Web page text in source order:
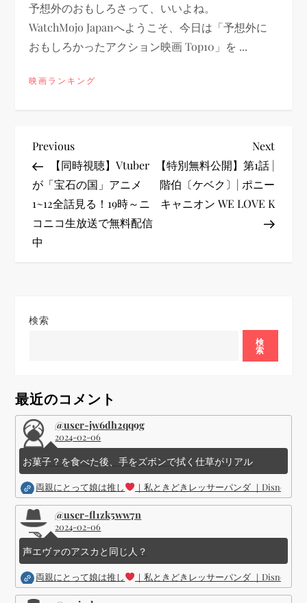
予想外のおもしろさって、いいよね。
WatchMojo Japanへようこそ、今日は「予想外に
おもしろかったアクション映画 Top10」を ...
映画ランキング
投
稿
ナ
ビ
ー
ン
Previous
Post
Previous
【同時視聴】Vtuber
が「宝石の国」アニメ
1~12全話見る！19時～ニ
コニコ生放送で無料配信
中
Next
Post
Next
【特別無料公開】第1話 |
階伯〔ケベク〕| ポニー
キャニオン WE LOVE K
検索
検
索
最近のコメント
@user-jw6dh2qq9g
2024-02-06
お菓子？を食べた後、手をズボンで拭く仕草がリアル
両親にとって娘は推し ｜私ときどきレッサーパンダ ｜Disney (
@user-fl1zk5ww7n
2024-02-06
声エヴァのアスカと同じ人？
両親にとって娘は推し ｜私ときどきレッサーパンダ ｜Disney (